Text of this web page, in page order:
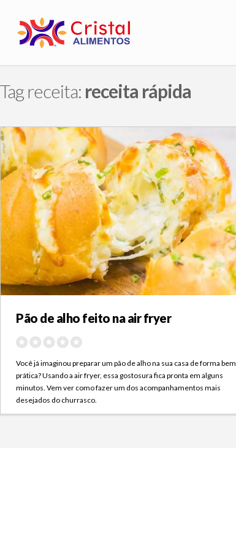
Tag receita: receita rápida
Pão de alho feito na air fryer
Você já imaginou preparar um pão de alho na sua casa de forma bem
prática? Usando a air fryer, essa gostosura fica pronta em alguns
minutos. Vem ver como fazer um dos acompanhamentos mais
desejados do churrasco.